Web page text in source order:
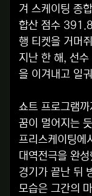
겨 스케이팅 종
합산 점수
행 티켓을 거머
지난 한 해, 선
을 이겨내고 일
쇼트 프로그램
꿈이 멀어지는
프리스케이팅에
대역전극을 완
경기가 끝난 뒤
모습은 그간의